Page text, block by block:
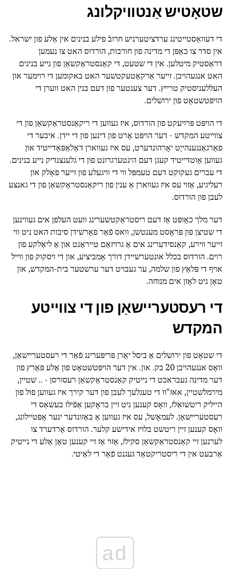
שטאָטיש אַנטוויקלונג
די דעוואַסטייטינג ערדציטערניש חרובֿ פילע בנינים אין אַלע פון ישראל.
אין סדר צו כאַפּן די מדינה פון חורבות, הורדוס האט צו נעמען
דראַסטיק מיטלען. אין די שטעט, די קאַנסטראַקשאַן פון נייע בנינים
האט אנגעהויבן. זייער אַרקאַטעקטשער האט באקומען די רוימער און
העללעניסטיק טרייץ. דער צענטער פון דעם בנין האט ווערן די
הויפּטשטאָט פון ירושלים.
די הויפּט פּרויעקט פון הורדוס, איז געווען די ריקאַנסטראַקשאַן פון די
צווייטע המקדש - דער הויפּט אָרט פון דינען פון די יידן. איבער די
פאַרגאַנגענהייַט יאָרהונדערט, עס איז געווארן דאַלאַפּאַדייטיד און
געווען אַוטדייטיד קעגן דעם הינטערגרונט פון די גלענצנדיק נייע בנינים.
די עברים געקוקט דעם טעמפּל ווי די וויגעלע פון זייער פאָלק און
רעליגיע, אַזוי עס איז געווארן אַ ענין פון ריקאַנסטראַקשאַן פון די גאנצע
לעבן פון הורדוס.
דער מלך כאָופּט אַז דעם ריסטראַקטשערינג וועט העלפן אים געווינען
די שטיצן פון פּראָסט מענטשן, וואס פֿאַר פאַרשידן סיבות האט ניט ווי
זייער ווירע, קאַנסידערינג אים אַ גרויזאַם טייראַנט און אַ ליאַלקע פון
רוים. הורדוס בכלל אונטערשיידן דורך אַמביציע, און די ויסקוק פון ווייל
אויף די פּלאַץ פון שלמה, ער געבויט דער ערשטער בית-המקדש, און
טאָן ניט לאָזן אים מנוחה.
די רעסטעריישאַן פון די צווייטע
המקדש
די שטאָט פון ירושלים אַ ביסל יאָרן פּריפּערינג פֿאַר די רעסטעריישאַן,
וואָס אנגעהויבן 20 בק. און. אין דער הויפּטשטאָט פון אַלע פּאַרץ פון
דער מדינה געבראכט די נייטיק קאַנסטראַקשאַן רעסורסן - .. שטיין,
מירמלשטיין, אאז"וו די טעגלעך לעבן פון דער קירך איז געווען פול פון
הייליק ריטשואַלז, וואָס קענען ניט זיין בראָקען אַפֿילו בעשאַס די
רעסטעריישאַן. לעמאָשל, עס איז געווען אַ באַזונדער ינער אָפּטיילונג,
וואָס קענען זיין ריטשט בלויז אידישע קלער. הורדוס אָרדערד צו
לערנען זיי קאַנסטראַקשאַן סקילז, אַזוי אַז זיי קענען טאָן אַלע די נייטיק
אַרבעט אין די ריסטריקטאַד געגנט פֿאַר די לאַיטי.
ad